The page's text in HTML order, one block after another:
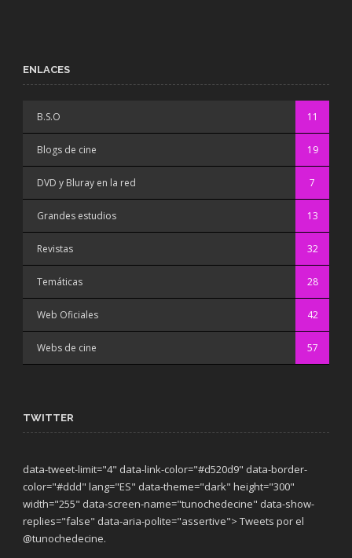
ENLACES
B.S.O 11
Blogs de cine 19
DVD y Bluray en la red 7
Grandes estudios 13
Revistas 32
Temáticas 28
Web Oficiales 42
Webs de cine 57
TWITTER
data-tweet-limit="4" data-link-color="#d520d9" data-border-
color="#ddd" lang="ES" data-theme="dark" height="300"
width="255" data-screen-name="tunochedecine" data-show-
replies="false" data-aria-polite="assertive"> Tweets por el
@tunochedecine.